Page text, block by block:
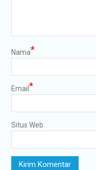
Nama*
Email *
Situs Web